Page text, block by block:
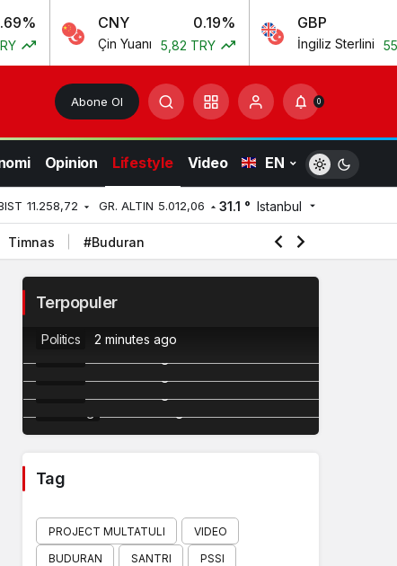
CNY 0.19%
Çin Yuanı 5,82 TRY
GBP
İngiliz Sterlini 55,54 TRY
Abone Ol 0
Opinion Lifestyle Video EN
11.258,72 GR. ALTIN 5.012,06 31.1 ° Istanbul
Timnas #Buduran
Terpopuler
Ekspektasi Tinggi Simfoni Persatuan
Mualem
Politics 2 minutes ago
2
Whoosh
3
Jurang Kakistokrasi DPR dan MA?
4
Krisis Empati Nakes di Republik
5
Budget Traveler
Tag
PROJECT MULTATULI
VIDEO
BUDURAN
SANTRI
PSSI